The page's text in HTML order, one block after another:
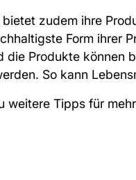
zudem ihre
Form ihrer
die Produkte können
So kann
weitere Tipps für